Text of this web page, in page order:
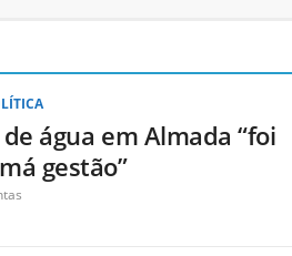
água em Almada “foi
gestão”